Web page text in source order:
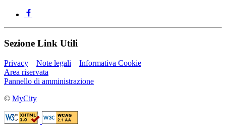
Sezione Link Utili
Privacy Note legali
Informativa Cookie
Area riservata
Pannello di amministrazione
© MyCity